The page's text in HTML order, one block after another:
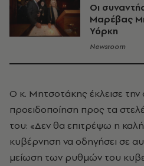
Οι
Μαρέβας
Υόρκη
Newsroom
Ο κ. Μητσοτάκης έκλεισε την
προειδοποίηση προς τα
του: «Δεν θα επιτρέψω η καλή
κυβέρνηση να οδηγήσει σε
μείωση των ρυθμών του